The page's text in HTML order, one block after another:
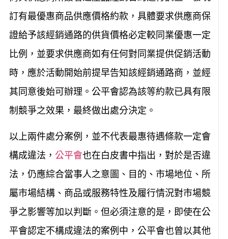
訂有最優惠商品供應價格約款，具體要求供應商保
證給予該經銷通路的供貨價格必定較同業優惠一定
比例，並要求供應商如有任何對同業提供促銷活動
時，應於活動開始前提早告知該經銷通路商，並經
其同意後始可辦理。公平會認為該等約款已具有限
制競爭之效果，最終做出處分決定。
以上兩件處分案例，並不代表最惠待遇條款一定會
構成違法， 公平會也在白皮書中指出，對於是否違
法，仍應綜合當事人之意圖、目的、市場地位、所
屬市場結構、商品或服務特性及履行情況對市場競
爭之影響等加以判斷。但必須注意的是，即使在公
平會認定不構成違法的案例中，公平會也曾以其他